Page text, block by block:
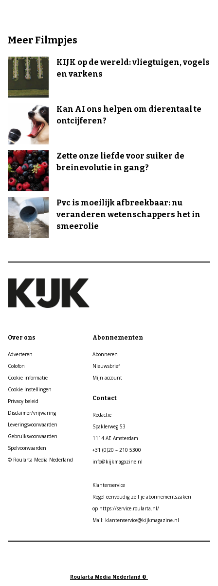
Meer Filmpjes
KIJK op de wereld: vliegtuigen, vogels
en varkens
Kan AI ons helpen om dierentaal te
ontcijferen?
Zette onze liefde voor suiker de
breinevolutie in gang?
Pvc is moeilijk afbreekbaar: nu
veranderen wetenschappers het in
smeerolie
Over ons
Adverteren
Colofon
Cookie informatie
Cookie Instellingen
Privacy beleid
Disclaimer/vrijwaring
Leveringsvoorwaarden
Gebruiksvoorwaarden
Spelvoorwaarden
© Roularta Media Nederland
Abonnementen
Abonneren
Nieuwsbrief
Mijn account
Contact
Redactie
Spaklerweg 53
1114 AE Amsterdam
+31 (0)20 – 210 5300
info@kijkmagazine.nl
Klantenservice
Regel eenvoudig zelf je abonnementszaken
op https://service.roularta.nl/
Mail: klantenservice@kijkmagazine.nl
Roularta Media Nederland ©